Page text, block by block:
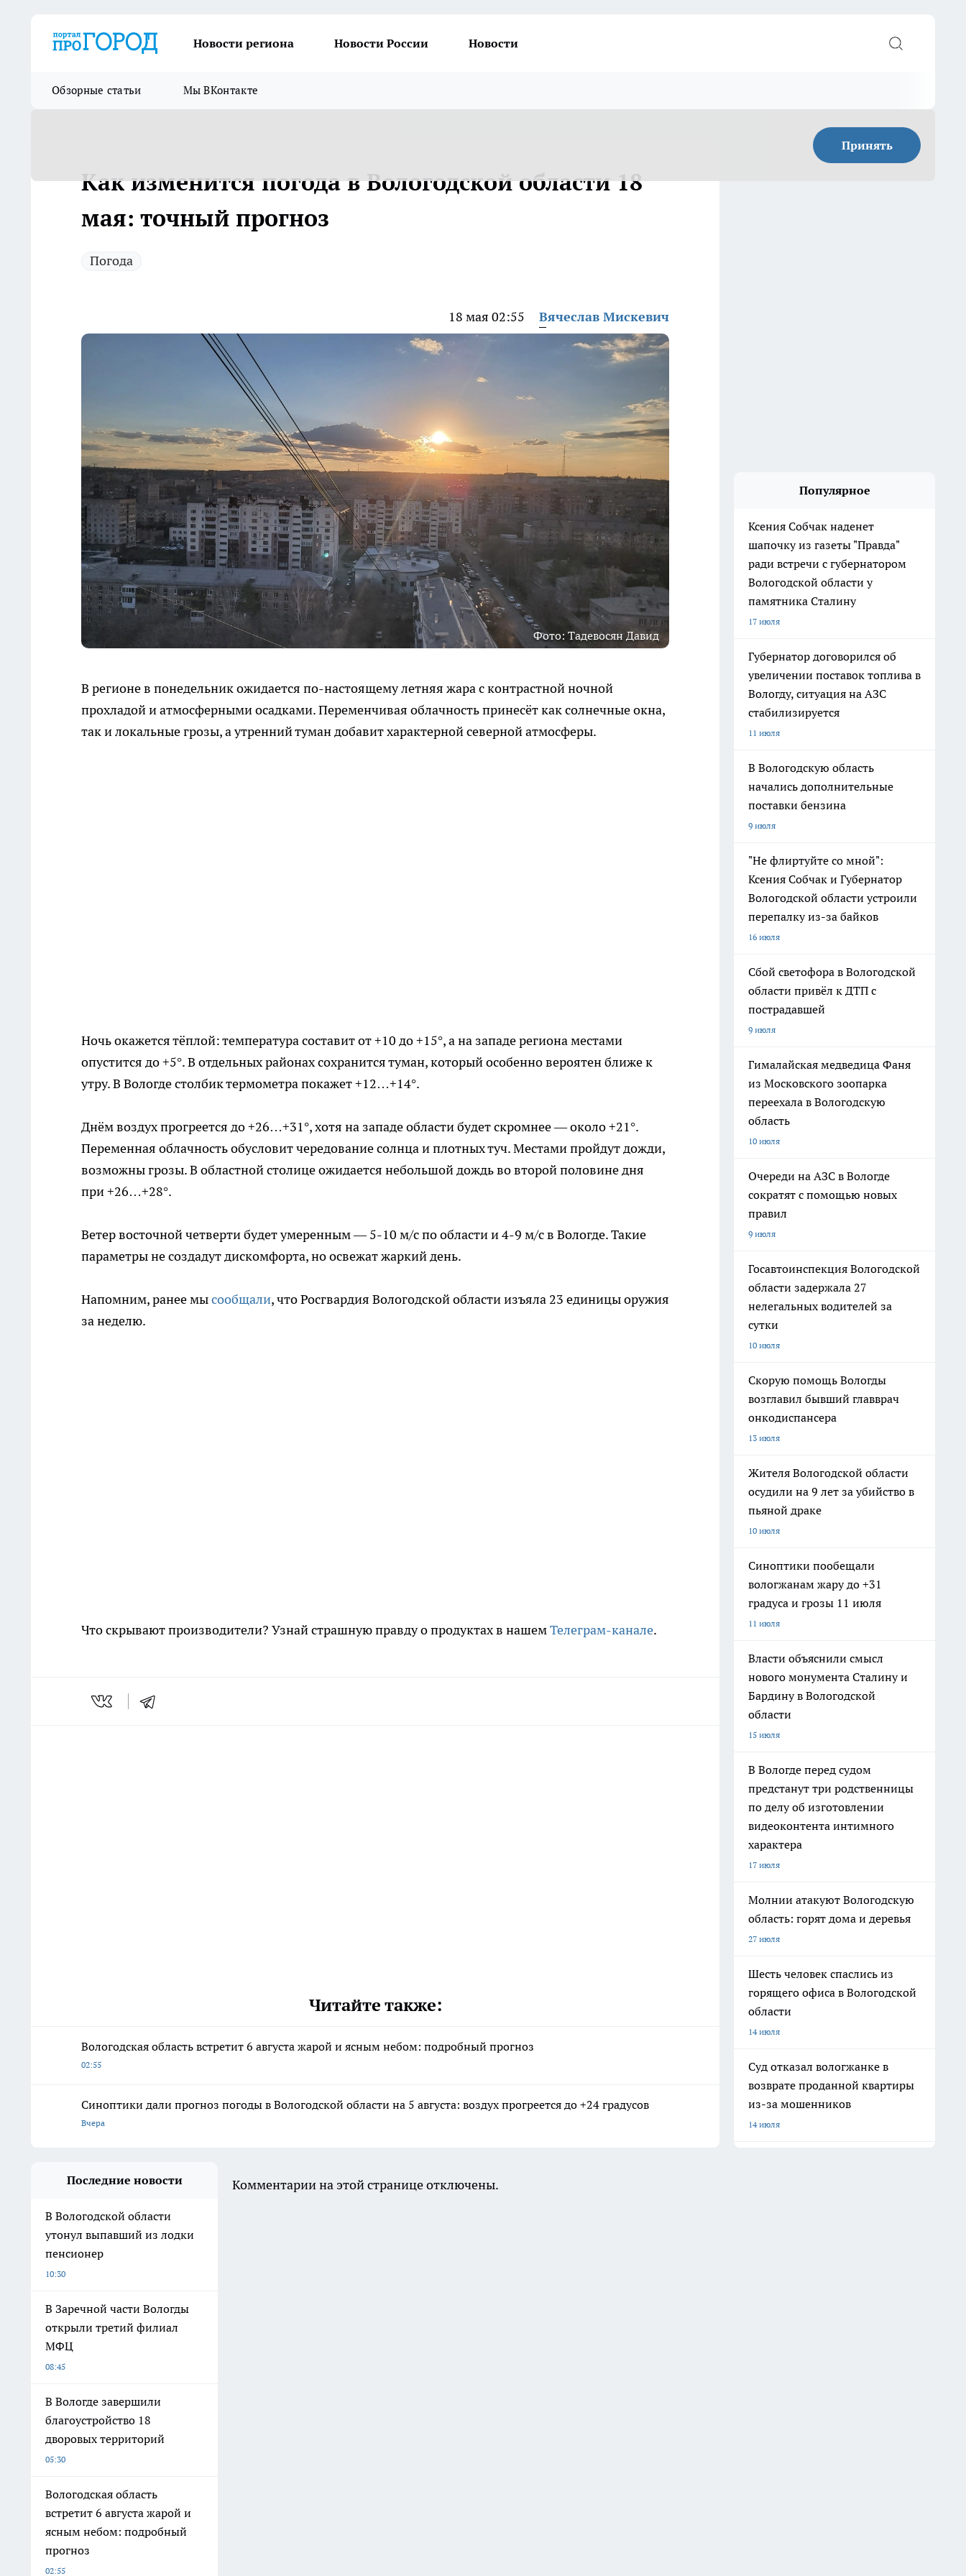
Новости региона Новости России Новости
Обзорные статьи Мы ВКонтакте
Принять
Как изменится погода в Вологодской области 18
мая: точный прогноз
Погода
18 мая 02:55 Вячеслав Мискевич
Фото: Тадевосян Давид
В регионе в понедельник ожидается по-настоящему летняя жара с контрастной ночной
прохладой и атмосферными осадками. Переменчивая облачность принесёт как солнечные окна,
так и локальные грозы, а утренний туман добавит характерной северной атмосферы.
Ночь окажется тёплой: температура составит от +10 до +15°, а на западе региона местами
опустится до +5°. В отдельных районах сохранится туман, который особенно вероятен ближе к
утру. В Вологде столбик термометра покажет +12…+14°.
Днём воздух прогреется до +26…+31°, хотя на западе области будет скромнее — около +21°.
Переменная облачность обусловит чередование солнца и плотных туч. Местами пройдут дожди,
возможны грозы. В областной столице ожидается небольшой дождь во второй половине дня
при +26…+28°.
Ветер восточной четверти будет умеренным — 5-10 м/с по области и 4-9 м/с в Вологде. Такие
параметры не создадут дискомфорта, но освежат жаркий день.
Напомним, ранее мысообщали, что Росгвардия Вологодской области изъяла 23 единицы оружия
за неделю.
Что скрывают производители? Узнай страшную правду о продуктах в нашемТелеграм-канале.
Читайте также:
Вологодская область встретит 6 августа жарой и ясным небом: подробный прогноз
02:55
Синоптики дали прогноз погоды в Вологодской области на 5 августа: воздух прогреется до +24 градусов
Вчера
Популярное
Ксения Собчак наденет
шапочку из газеты "Правда"
ради встречи с губернатором
Вологодской области у
памятника Сталину
17 июля
Губернатор договорился об
увеличении поставок топлива в
Вологду, ситуация на АЗС
стабилизируется
11 июля
В Вологодскую область
начались дополнительные
поставки бензина
9 июля
"Не флиртуйте со мной":
Ксения Собчак и Губернатор
Вологодской области устроили
перепалку из-за байков
16 июля
Сбой светофора в Вологодской
области привёл к ДТП с
пострадавшей
9 июля
Гималайская медведица Фаня
из Московского зоопарка
переехала в Вологодскую
область
10 июля
Очереди на АЗС в Вологде
сократят с помощью новых
правил
9 июля
Госавтоинспекция Вологодской
области задержала 27
нелегальных водителей за
сутки
10 июля
Скорую помощь Вологды
возглавил бывший главврач
онкодиспансера
13 июля
Жителя Вологодской области
осудили на 9 лет за убийство в
пьяной драке
10 июля
Синоптики пообещали
вологжанам жару до +31
градуса и грозы 11 июля
11 июля
Власти объяснили смысл
нового монумента Сталину и
Бардину в Вологодской
области
15 июля
В Вологде перед судом
предстанут три родственницы
по делу об изготовлении
видеоконтента интимного
характера
17 июля
Молнии атакуют Вологодскую
область: горят дома и деревья
27 июля
Шесть человек спаслись из
горящего офиса в Вологодской
области
14 июля
Суд отказал вологжанке в
возврате проданной квартиры
из-за мошенников
14 июля
Последние новости
В Вологодской области
утонул выпавший из лодки
пенсионер
10:30
В Заречной части Вологды
открыли третий филиал
МФЦ
08:45
В Вологде завершили
благоустройство 18
дворовых территорий
05:30
Вологодская область
встретит 6 августа жарой и
ясным небом: подробный
прогноз
02:55
Комментарии на этой странице отключены.